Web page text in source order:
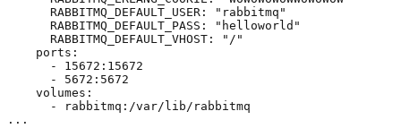
RABBITMQ_DEFAULT_USER :
"rabbitmq"
RABBITMQ_DEFAULT_PASS :
"helloworld"
RABBITMQ_DEFAULT_VHOST :
"/"
ports :
- 15672 : 15672
- 5672 : 5672
volumes :
-
rabbitmq:/var/lib/rabbitmq
...